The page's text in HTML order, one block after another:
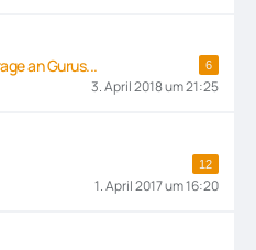
an Gurus... 6
3. April 2018 um 21:25
12
1. April 2017 um 16:20